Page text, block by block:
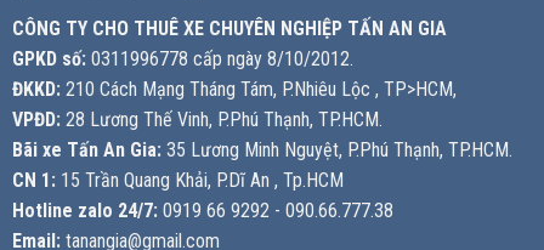
CÔNG TY CHO THUÊ XE CHUYÊN NGHIỆP TẤN AN GIA
GPKD số: 0311996778 cấp ngày 8/10/2012.
ĐKKD: 210 Cách Mạng Tháng Tám, P.Nhiêu Lộc , TP>HCM,
VPĐD: 28 Lương Thế Vinh, P.Phú Thạnh, TP.HCM.
Bãi xe Tấn An Gia: 35 Lương Minh Nguyệt, P.Phú Thạnh, TP.HCM.
CN 1: 15 Trần Quang Khải, P.Dĩ An , Tp.HCM
Hotline zalo 24/7: 0919 66 9292 - 090.66.777.38
Email: tanangia@gmail.com